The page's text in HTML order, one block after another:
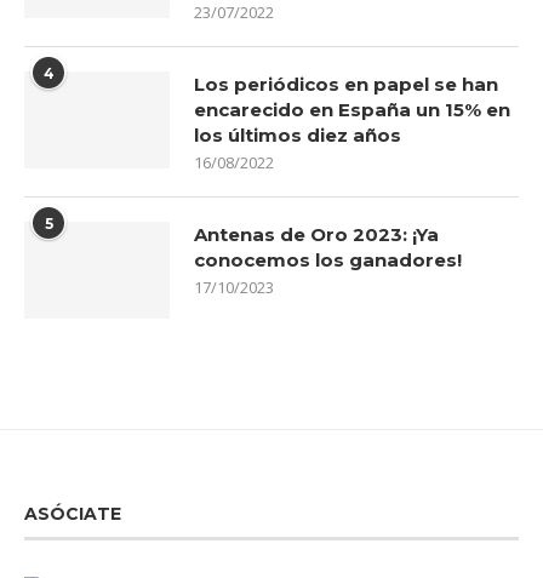
23/07/2022
4
Los periódicos en papel se han
encarecido en España un 15% en
los últimos diez años
16/08/2022
5
Antenas de Oro 2023: ¡Ya
conocemos los ganadores!
17/10/2023
ASÓCIATE